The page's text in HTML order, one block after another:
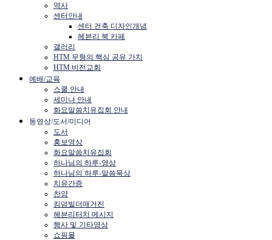
역사
센터안내
센터 건축 디자인개념
헤븐리 북 카페
갤러리
HTM 무형의 핵심 공유 가치
HTM 비전교회
예배/교육
스쿨 안내
세미나 안내
화요말씀치유집회 안내
동영상/도서/미디어
도서
홍보영상
화요말씀치유집회
하나님의 하루-영상
하나님의 하루-말씀묵상
치유간증
찬양
킹덤빌더매거진
헤븐리터치 메시지
행사 및 기타영상
쇼핑몰